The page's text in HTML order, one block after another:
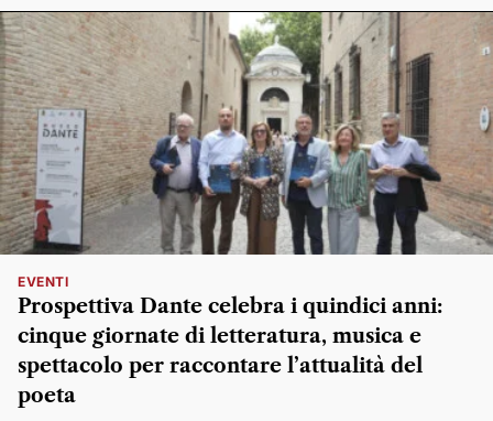
EVENTI
Prospettiva Dante celebra i quindici anni:
cinque giornate di letteratura, musica e
spettacolo per raccontare l’attualità del
poeta